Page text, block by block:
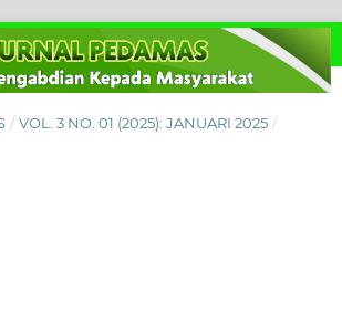
/ VOL. 3 NO. 01 (2025): JANUARI 2025 /